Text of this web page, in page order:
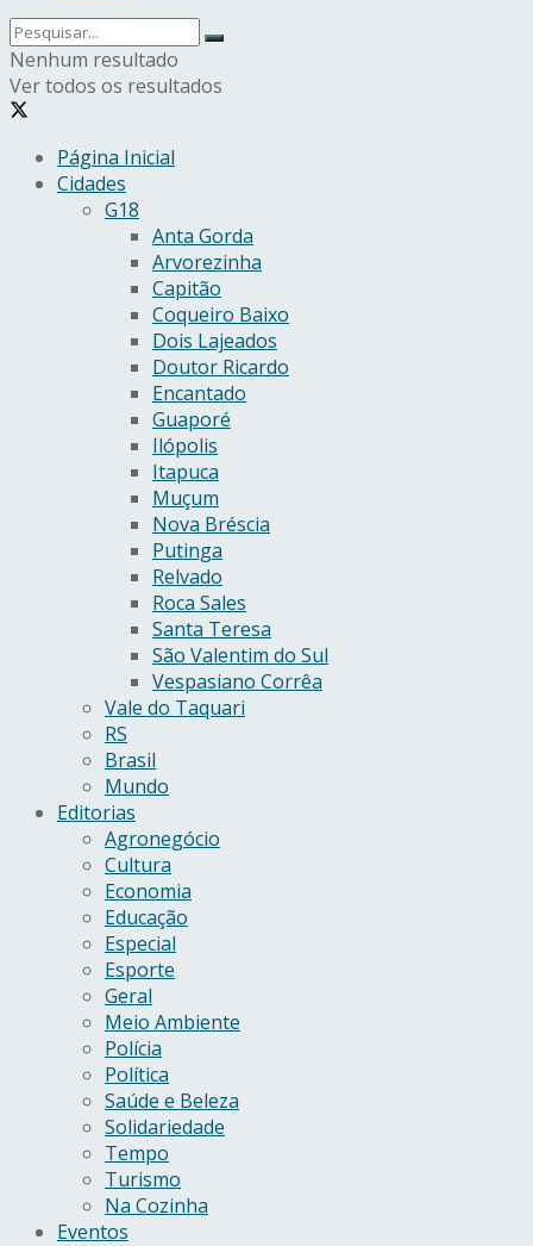
Nenhum resultado
Ver todos os resultados
Página Inicial
Cidades
G18
Anta Gorda
Arvorezinha
Capitão
Coqueiro Baixo
Dois Lajeados
Doutor Ricardo
Encantado
Guaporé
Ilópolis
Itapuca
Muçum
Nova Bréscia
Putinga
Relvado
Roca Sales
Santa Teresa
São Valentim do Sul
Vespasiano Corrêa
Vale do Taquari
RS
Brasil
Mundo
Editorias
Agronegócio
Cultura
Economia
Educação
Especial
Esporte
Geral
Meio Ambiente
Polícia
Política
Saúde e Beleza
Solidariedade
Tempo
Turismo
Na Cozinha
Eventos